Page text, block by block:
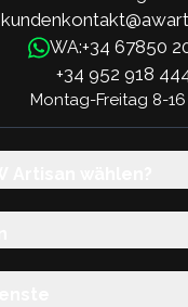
WA:+34 67850
+34 952 918
Montag-Freitag 8-